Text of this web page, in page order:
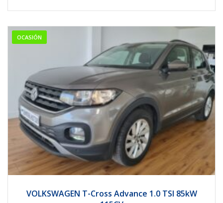
OCASIÓN
VOLKSWAGEN T-Cross Advance 1.0 TSI 85kW